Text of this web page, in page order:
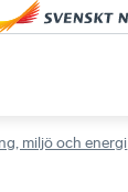
miljö och energi